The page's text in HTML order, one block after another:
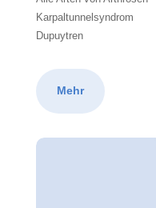
Karpaltunnelsyndrom
Dupuytren
Mehr